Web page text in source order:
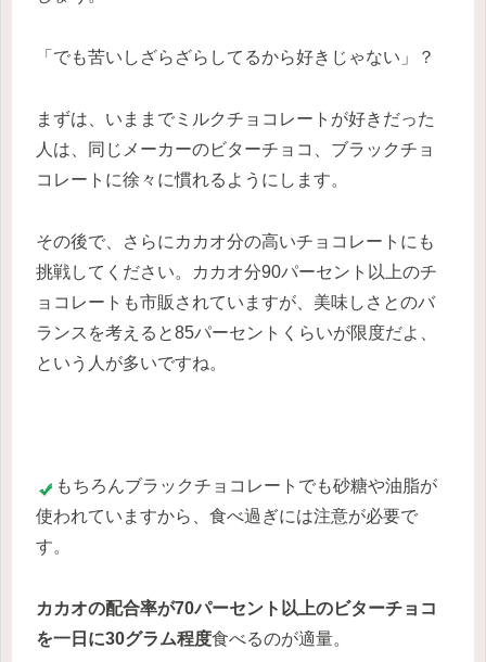
「でも苦いしざらざらしてるから好きじゃない」？
まずは、いままでミルクチョコレートが好きだった
人は、同じメーカーのビターチョコ、ブラックチョ
コレートに徐々に慣れるようにします。
その後で、さらにカカオ分の高いチョコレートにも
挑戦してください。カカオ分90パーセント以上のチ
ョコレートも市販されていますが、美味しさとのバ
ランスを考えると85パーセントくらいが限度だよ、
という人が多いですね。
もちろんブラックチョコレートでも砂糖や油脂が
使われていますから、食べ過ぎには注意が必要で
す。
カカオの配合率が70パーセント以上のビターチョコ
を一日に30グラム程度食べるのが適量。